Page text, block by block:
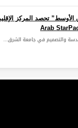
تحصد المركز
Arab
والتصميم في جامعة الشرق...